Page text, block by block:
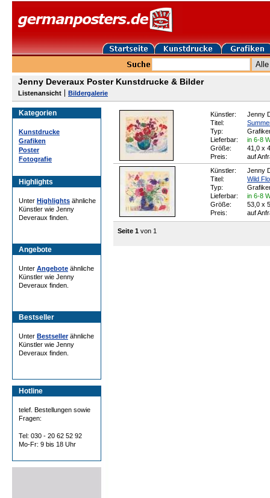
Jenny Deveraux Poster Kunstdrucke & Bilder
Listenansicht Bildergalerie
Kategorien
Kunstdrucke
Grafiken
Poster
Fotografie
Highlights
Unter Highlights ähnliche
Künstler wie Jenny
Deveraux finden.
Angebote
Unter Angebote ähnliche
Künstler wie Jenny
Deveraux finden.
Bestseller
Unter Bestsellerähnliche
Künstler wie Jenny
Deveraux finden.
Hotline
telef. Bestellungen sowie
Fragen:
Tel: 030 - 20 62 52 92
Mo-Fr: 9 bis 18 Uhr
Künstler:
Jenny
Titel:
Typ:
Lieferbar:
in 6-8
Größe:
41,0 x
Preis:
auf
Künstler:
Jenny
Titel:
Wild
Typ:
Lieferbar:
in 6-8
Größe:
53,0 x
Preis:
auf
Seite 1 von 1